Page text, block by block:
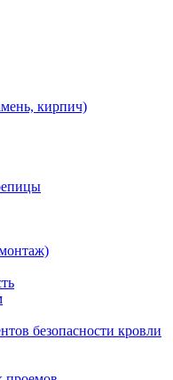
кирпич)
безопасности кровли